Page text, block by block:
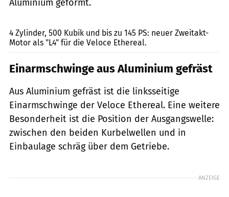
Aluminium geformt.
4 Zylinder, 500 Kubik und bis zu 145 PS: neuer Zweitakt-
Motor als "L4" für die Veloce Ethereal.
Einarmschwinge aus Aluminium gefräst
Aus Aluminium gefräst ist die linksseitige
Einarmschwinge der Veloce Ethereal. Eine weitere
Besonderheit ist die Position der Ausgangswelle:
zwischen den beiden Kurbelwellen und in
Einbaulage schräg über dem Getriebe.
ANZEIGE